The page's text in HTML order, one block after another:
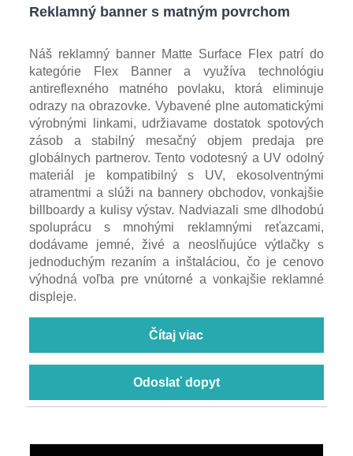
Reklamný banner s matným povrchom
Náš reklamný banner Matte Surface Flex patrí do
kategórie Flex Banner a využíva technológiu
antireflexného matného povlaku, ktorá eliminuje
odrazy na obrazovke. Vybavené plne automatickými
výrobnými linkami, udržiavame dostatok spotových
zásob a stabilný mesačný objem predaja pre
globálnych partnerov. Tento vodotesný a UV odolný
materiál je kompatibilný s UV, ekosolventnými
atramentmi a slúži na bannery obchodov, vonkajšie
billboardy a kulisy výstav. Nadviazali sme dlhodobú
spoluprácu s mnohými reklamnými reťazcami,
dodávame jemné, živé a neoslňujúce výtlačky s
jednoduchým rezaním a inštaláciou, čo je cenovo
výhodná voľba pre vnútorné a vonkajšie reklamné
displeje.
Čítaj viac
Odoslať dopyt